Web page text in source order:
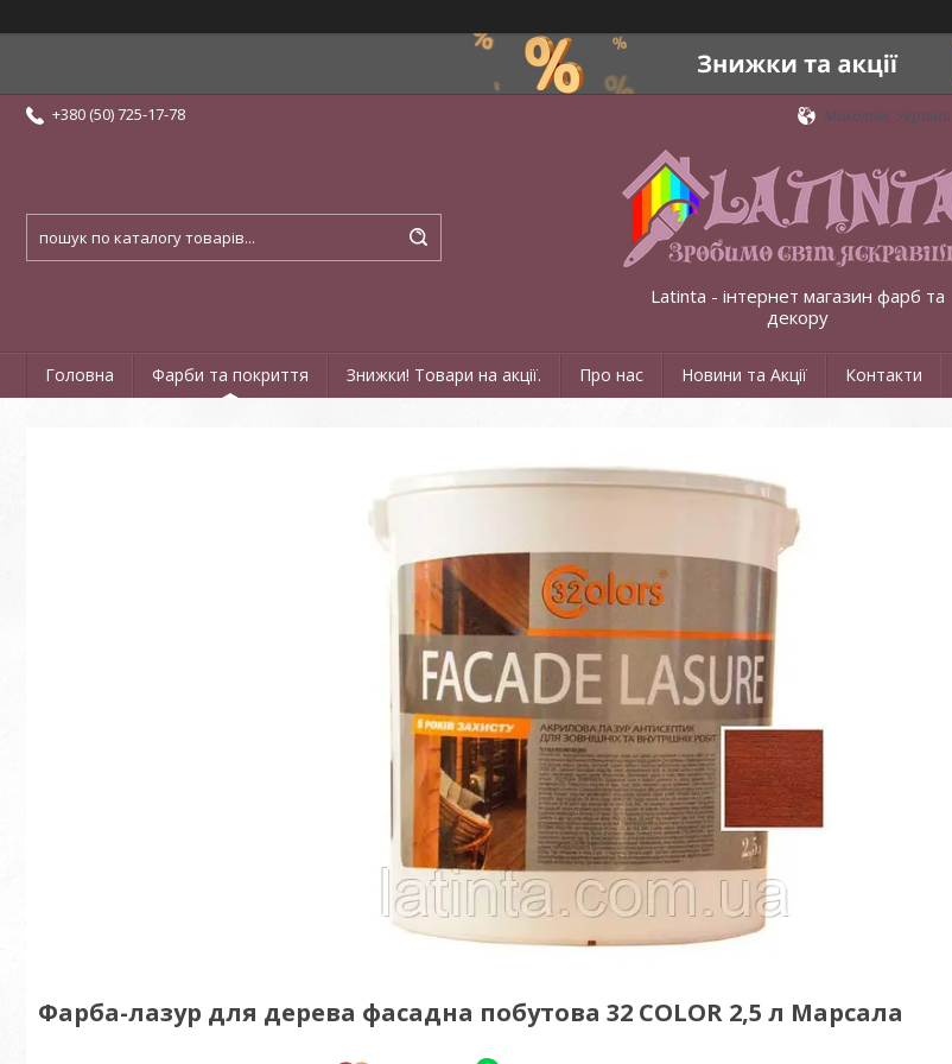
+380 (50) 725-17-78 Миколаїв, Україна
Latinta - інтернет магазин фарб та
декору
Головна Фарби та покриття Знижки! Товари на акції. Про нас Новини та Акції Контакти
Фарба-лазур для дерева фасадна побутова 32 COLOR 2,5 л Марсала